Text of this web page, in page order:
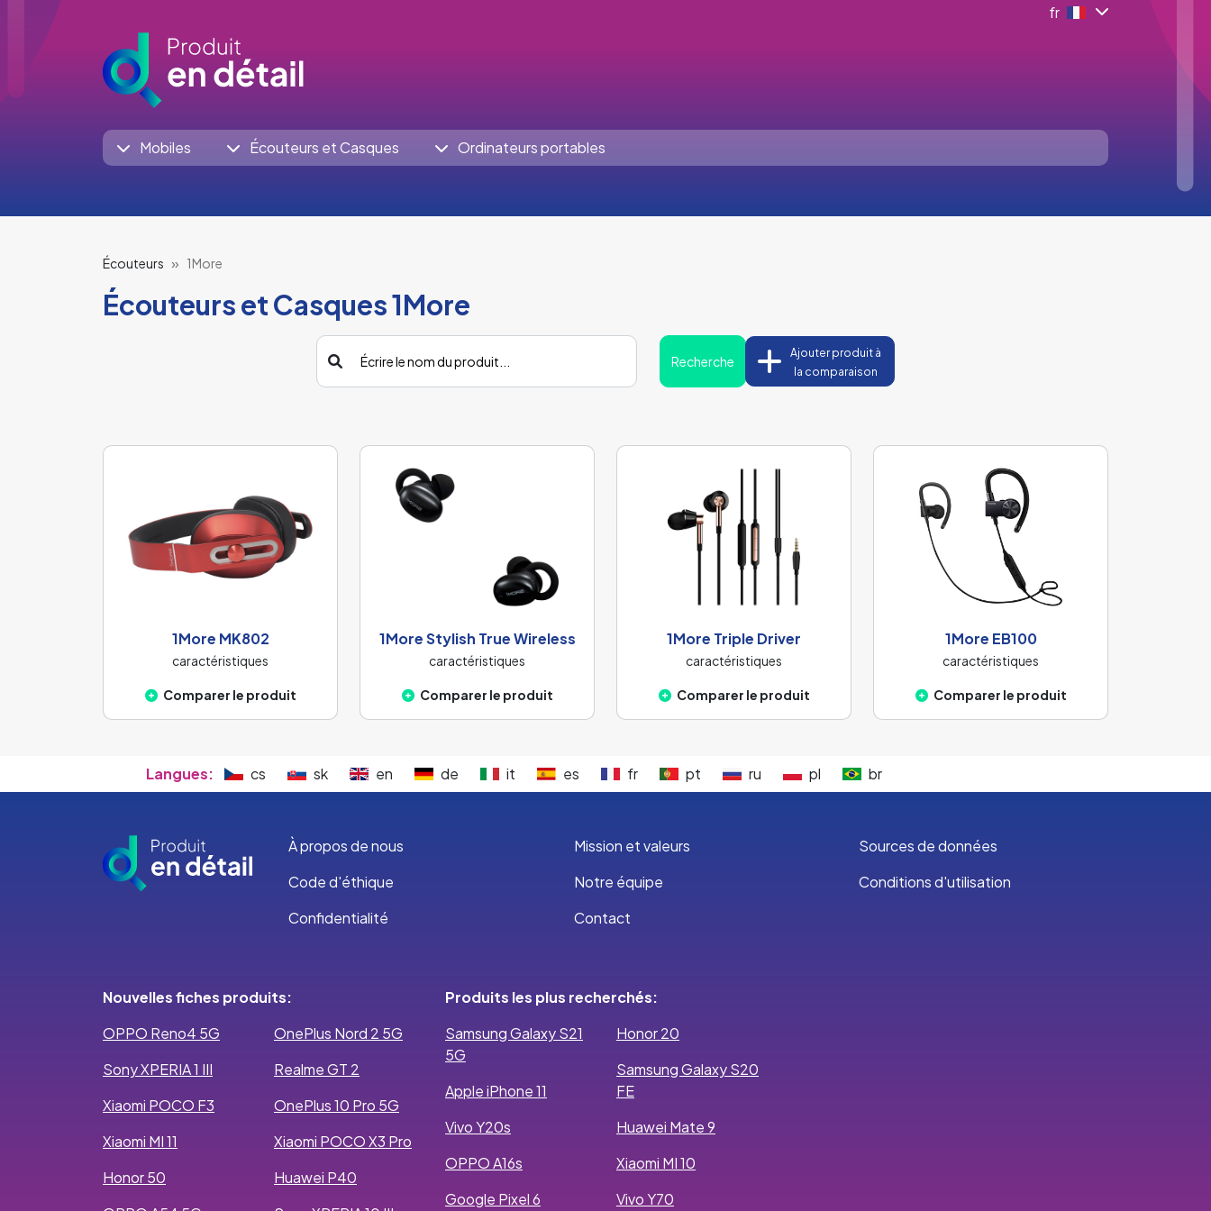
fr
Mobiles Écouteurs et Casques Ordinateurs portables
Écouteurs 1More
Écouteurs et Casques 1More
Recherche
Ajouter produit à
la comparaison
1More MK802
caractéristiques
Comparer le produit
1More Stylish True Wireless
caractéristiques
Comparer le produit
1More Triple Driver
caractéristiques
Comparer le produit
1More EB100
caractéristiques
Comparer le produit
Langues: cs sk en de it es fr pt ru pl br
À propos de nous Mission et valeurs
Sources de données
Code d'éthique
Notre équipe
Conditions d'utilisation
Confidentialité
Contact
Nouvelles fiches produits:
OPPO Reno4 5G
Sony XPERIA 1 III
Xiaomi POCO F3
Xiaomi MI 11
Honor 50
OnePlus Nord 2 5G
Realme GT 2
OnePlus 10 Pro 5G
Xiaomi POCO X3 Pro
Huawei P40
Produits les plus recherchés:
Samsung Galaxy S21
5G
Apple iPhone 11
Vivo Y20s
OPPO A16s
Google Pixel 6
Honor 20
Samsung Galaxy S20
FE
Huawei Mate 9
Xiaomi MI 10
Vivo Y70